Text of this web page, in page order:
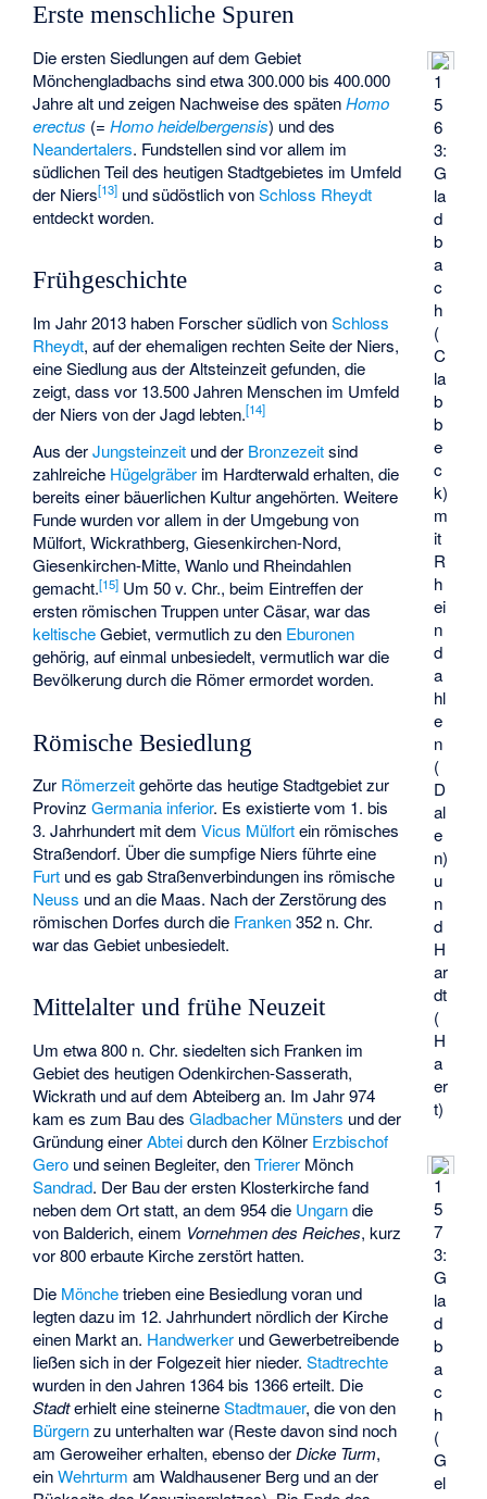
Erste menschliche Spuren
1
5
6
3:
G
la
d
b
a
c
h
(
C
la
b
b
e
c
k)
m
it
R
h
ei
n
d
a
hl
e
n
(
D
al
e
n)
u
n
d
H
ar
dt
(
H
a
er
t)
1
5
7
3:
G
la
d
b
a
c
h
(
G
el
Die ersten Siedlungen auf dem Gebiet
Mönchengladbachs sind etwa 300.000 bis 400.000
Jahre alt und zeigen Nachweise des spätenHomo
erectus (=Homo heidelbergensis) und des
Neandertalers. Fundstellen sind vor allem im
südlichen Teil des heutigen Stadtgebietes im Umfeld
der Niers[13] und südöstlich vonSchloss Rheydt
entdeckt worden.
Frühgeschichte
Im Jahr 2013 haben Forscher südlich vonSchloss
Rheydt, auf der ehemaligen rechten Seite der Niers,
eine Siedlung aus der Altsteinzeitgefunden, die
zeigt, dass vor 13.500 Jahren Menschen im Umfeld
der Niers von der Jagd lebten.[14]
Aus derJungsteinzeit und der Bronzezeitsind
zahlreiche Hügelgräber im Hardterwald erhalten, die
bereits einer bäuerlichen Kultur angehörten. Weitere
Funde wurden vor allem in der Umgebung von
Mülfort, Wickrathberg, Giesenkirchen-Nord,
Giesenkirchen-Mitte, Wanlo und Rheindahlen
gemacht.[15] Um 50 v. Chr., beim Eintreffen der
ersten römischen Truppen unter Cäsar, war das
keltischeGebiet, vermutlich zu den Eburonen
gehörig, auf einmal unbesiedelt, vermutlich war die
Bevölkerung durch die Römer ermordet worden.
Römische Besiedlung
Zur Römerzeitgehörte das heutige Stadtgebiet zur
ProvinzGermania inferior. Es existierte vom 1. bis
3. Jahrhundert mit demVicus Mülfortein römisches
Straßendorf. Über die sumpfige Niers führte eine
Furt und es gab Straßenverbindungen ins römische
Neuss und an die Maas. Nach der Zerstörung des
römischen Dorfes durch die Franken352 n. Chr.
war das Gebiet unbesiedelt.
Mittelalter und frühe Neuzeit
Um etwa 800 n. Chr. siedelten sich Franken im
Gebiet des heutigen Odenkirchen-Sasserath,
Wickrath und auf dem Abteiberg an. Im Jahr 974
kam es zum Bau desGladbacher Münsters und der
Gründung einerAbteidurch den Kölner Erzbischof
Gero und seinen Begleiter, denTrierer Mönch
Sandrad. Der Bau der ersten Klosterkirche fand
neben dem Ort statt, an dem 954 die Ungarndie
von Balderich, einem Vornehmen des Reiches, kurz
vor 800 erbaute Kirche zerstört hatten.
Die Mönchetrieben eine Besiedlung voran und
legten dazu im 12. Jahrhundert nördlich der Kirche
einen Markt an. Handwerker und Gewerbetreibende
ließen sich in der Folgezeit hier nieder.Stadtrechte
wurden in den Jahren 1364 bis 1366 erteilt. Die
Stadterhielt eine steinerneStadtmauer, die von den
Bürgernzu unterhalten war (Reste davon sind noch
am Geroweiher erhalten, ebenso derDicke Turm,
einWehrturm am Waldhausener Berg und an der